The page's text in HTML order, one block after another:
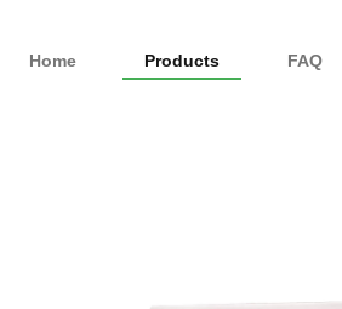
Home Products FAQ